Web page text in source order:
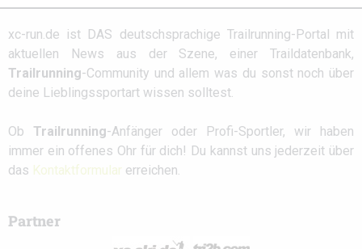
xc-run.de ist DAS deutschsprachige Trailrunning-Portal mit
aktuellen News aus der Szene, einer Traildatenbank,
Trailrunning-Community und allem was du sonst noch über
deine Lieblingssportart wissen solltest.
Ob Trailrunning-Anfänger oder Profi-Sportler, wir haben
immer ein offenes Ohr für dich! Du kannst uns jederzeit über
das Kontaktformular erreichen.
Partner